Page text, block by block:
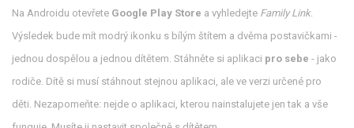
Na Androidu otevřete Google Play Store a vyhledejte Family Link.
Výsledek bude mít modrý ikonku s bílým štítem a dvěma postavičkami -
jednou dospělou a jednou dítětem. Stáhněte si aplikaci pro sebe - jako
rodiče. Dítě si musí stáhnout stejnou aplikaci, ale ve verzi určené pro
děti. Nezapomeňte: nejde o aplikaci, kterou nainstalujete jen tak a vše